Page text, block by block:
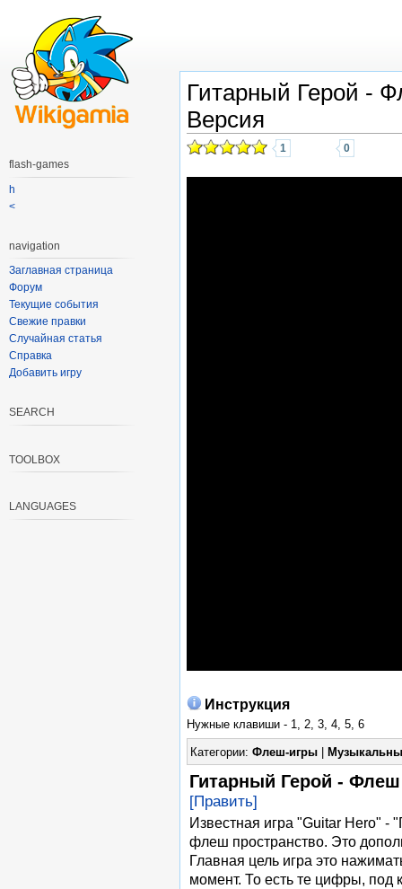
Гитарный Герой -
Версия
1 0
Инструкция
Нужные клавиши - 1, 2, 3, 4, 5, 6
Категории: Флеш-игры|
Гитарный Герой -
[Править]
Известная игра "Guitar Hero" -
флеш пространство. Это
Главная цель игра это
момент. То есть те цифры, под
flash-games
h
<
navigation
Заглавная страница
Форум
Текущие события
Свежие правки
Случайная статья
Справка
Добавить игру
SEARCH
TOOLBOX
LANGUAGES